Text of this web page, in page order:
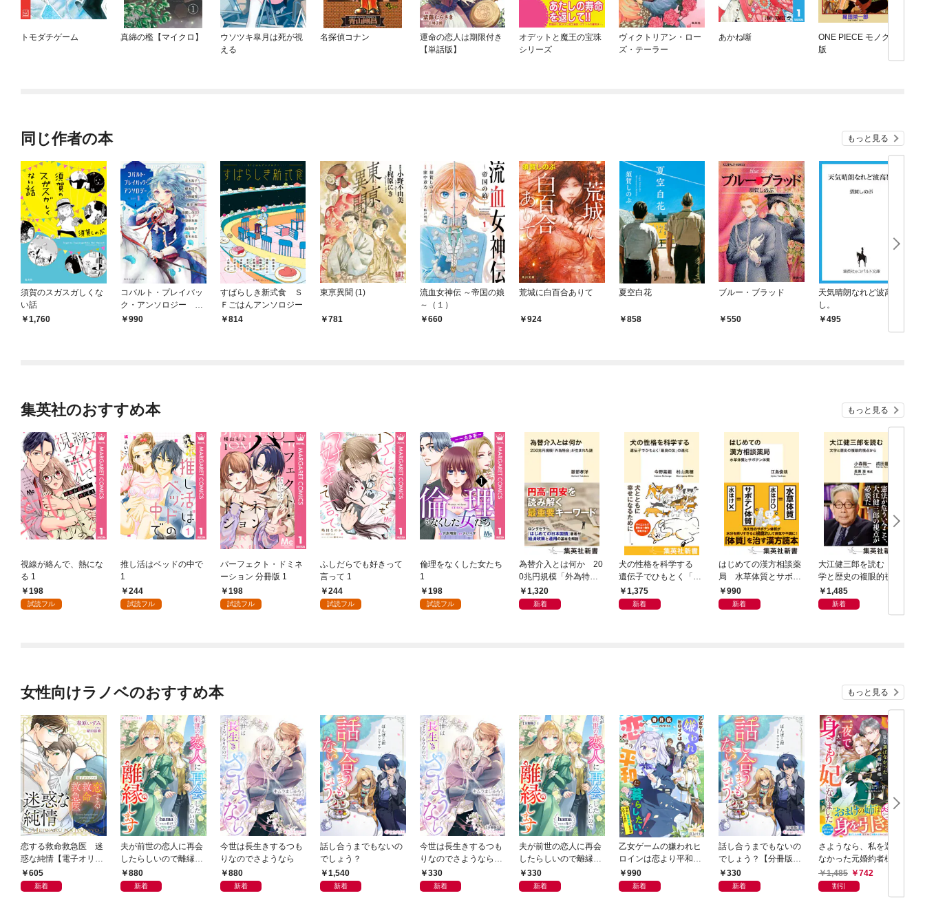
トモダチゲーム 真綿の檻【マイクロ】
ウソツキ皐月は死が視
える
名探偵コナン
運命の恋人は期限付き
【単話版】
オデットと魔王の宝珠
シリーズ
ヴィクトリアン・ロー
ズ・テーラー
あかね噺
ONE PIECE モノクロ
版
同じ作者の本 もっと見る
須賀のスガスガしくな
い話
1,760
コバルト・プレイバッ
ク・アンソロジー ｐ
ａｒｔ １
990
すばらしき新式食 Ｓ
Ｆごはんアンソロジー
814
東亰異聞 (1)
781
流血女神伝 ～帝国の娘
～（１）
660
荒城に白百合ありて
924
夏空白花
858
ブルー・ブラッド
550
天気晴朗なれど波高
し。
495
集英社のおすすめ本 もっと見る
視線が絡んで、熱にな
る 1
198
試読フル
推し活はベッドの中で
1
244
試読フル
パーフェクト・ドミネ
ーション 分冊版 1
198
試読フル
ふしだらでも好きって
言って 1
244
試読フル
倫理をなくした女たち
1
198
試読フル
為替介入とは何か 20
0兆円規模「外為特
会」が生まれた謎
1,320
新着
犬の性格を科学する
遺伝子でひもとく「最
良の友」の進化
1,375
新着
はじめての漢方相談薬
局 水草体質とサボテ
ン体質
990
新着
大江健三郎を読む 文
学と歴史の複眼的視点
から1,485
新着
女性向けラノベのおすすめ本 もっと見る
恋する救命救急医 迷
惑な純情【電子オリジ
ナル】
605
新着
夫が前世の恋人に再会
したらしいので離縁し
ます880
新着
今世は長生きするつも
りなのでさようなら
880
新着
話し合うまでもないの
でしょう？
1,540
新着
今世は長生きするつも
りなのでさようなら
【分冊版】1
330
新着
夫が前世の恋人に再会
したらしいので離縁し
ます【分冊版】1
330
新着
乙女ゲームの嫌われヒ
ロインは恋より平和に
暮らしたい！（なのに
攻略対象たちがついて
990
新着
話し合うまでもないの
でしょう？【分冊版】
1 330
新着
さようなら、私を選ば
なかった元婚約者様。
一夜で大国君主の身ご
もり妃になりました
【電子限定SS付き】
1,485 742
割引